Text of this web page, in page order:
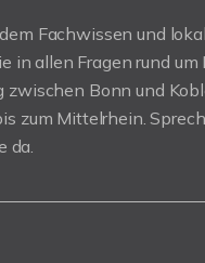
Fachwissen und
in allen Fragen rund um
zwischen Bonn und
zum Mittelrhein.
da.